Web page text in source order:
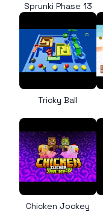
Sprunki Phase 13
Tricky Ball
Chicken Jockey